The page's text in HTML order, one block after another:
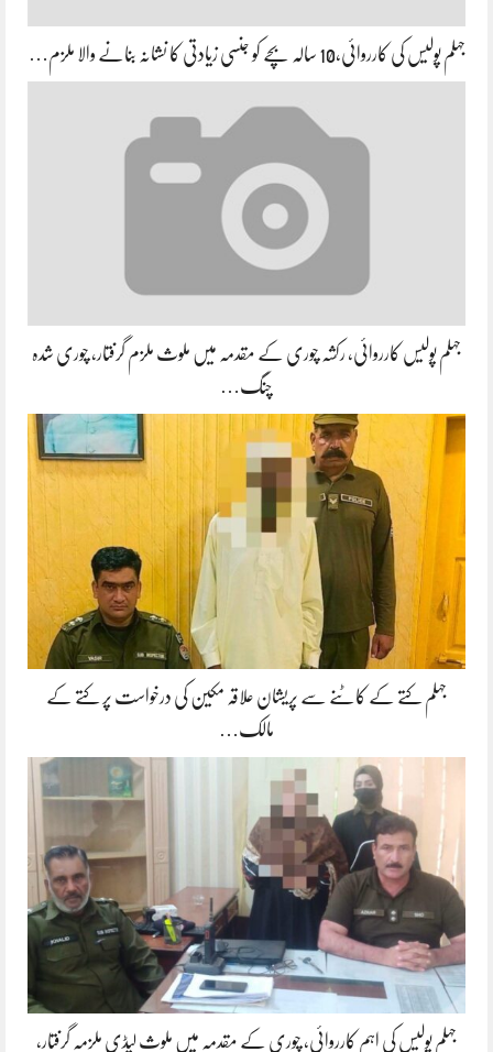
جہلم پولیس کی کارروائی،10 سالہ بچے کو جنسی زیادتی کا نشانہ بنانے والا ملزم…
جہلم پولیس کارروائی، رکشہ چوری کے مقدمہ میں ملوث ملزم گرفتار، چوری شدہ
چنگ…
جہلم کتے کے کاٹنے سے پریشان علاقہ مکین کی درخواست پر کتے کے
مالک…
جہلم پولیس کی اہم کارروائی، چوری کے مقدمہ میں ملوث لیڈی ملزمہ گرفتار،